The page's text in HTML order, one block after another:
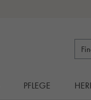
PFLEGE